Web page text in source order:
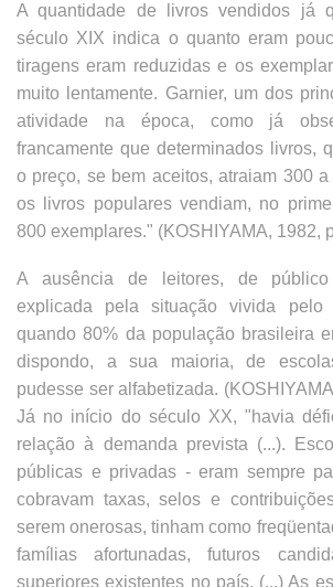
A quantidade de livros vendidos já
século XIX indica o quanto eram
tiragens eram reduzidas e os
muito lentamente. Garnier, um dos
atividade na época, como já
francamente que determinados livros,
o preço, se bem aceitos, atraiam 300
os livros populares vendiam, no
800 exemplares." (KOSHIYAMA, 1982,
A ausência de leitores, de
explicada pela situação vivida pelo
quando 80% da população brasileira
dispondo, a sua maioria, de
pudesse ser alfabetizada.
Já no início do século XX, "havia
relação à demanda prevista (...).
públicas e privadas - eram sempre
cobravam taxas, selos e
serem onerosas, tinham como
famílias afortunadas, futuros
superiores existentes no país. (...) As